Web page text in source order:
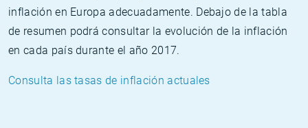
inflación en Europa adecuadamente. Debajo de la tabla
de resumen podrá consultar la evolución de la inflación
en cada país durante el año 2017.
Consulta las tasas de inflación actuales